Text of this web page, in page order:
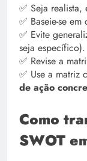
✅ Seja realista,
✅ Baseie-se
✅ Evite
seja específico).
✅ Revise a
✅ Use a matriz
de ação
Como
SWOT